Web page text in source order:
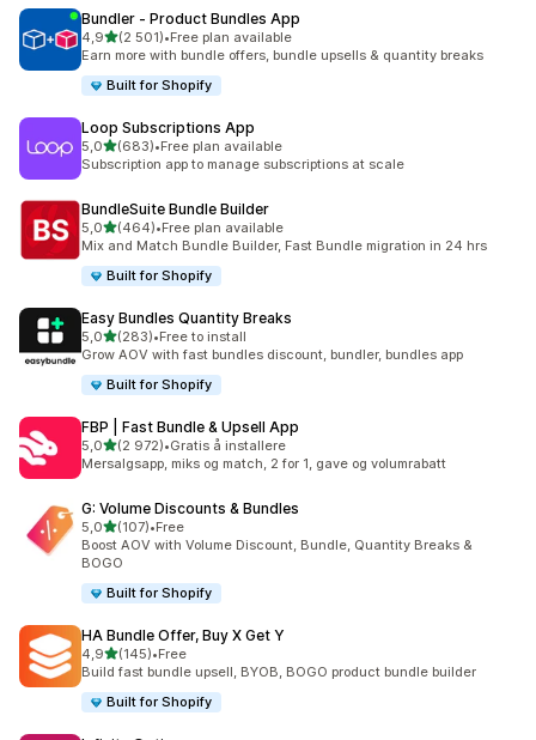
Bundler ‑ Product Bundles App
4,9av 5 stjerner
(2 501)
Totalt 2501 omtaler
•Free plan available
Earn more with bundle offers, bundle upsells & quantity breaks
Built for Shopify
Loop Subscriptions App
5,0av 5 stjerner
(683)
Totalt 683 omtaler
•Free plan available
Subscription app to manage subscriptions at scale
BundleSuite Bundle Builder
5,0av 5 stjerner
(464)
Totalt 464 omtaler
•Free plan available
Mix and Match Bundle Builder, Fast Bundle migration in 24 hrs
Built for Shopify
Easy Bundles Quantity Breaks
5,0av 5 stjerner
(283)
Totalt 283 omtaler
•Free to install
Grow AOV with fast bundles discount, bundler, bundles app
Built for Shopify
FBP | Fast Bundle & Upsell App
5,0av 5 stjerner
(2 972)
Totalt 2972 omtaler
•Gratis å installere
Mersalgsapp, miks og match, 2 for 1, gave og volumrabatt
G: Volume Discounts & Bundles
5,0av 5 stjerner
(107)
Totalt 107 omtaler
•Free
Boost AOV with Volume Discount, Bundle, Quantity Breaks &
BOGO
Built for Shopify
HA Bundle Offer, Buy X Get Y
4,9av 5 stjerner
(145)
Totalt 145 omtaler
•Free
Build fast bundle upsell, BYOB, BOGO product bundle builder
Built for Shopify